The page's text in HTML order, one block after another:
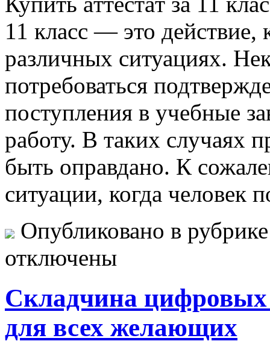
11 класс — это действие,
различных ситуациях.
потребоваться
поступления в учебные
работу. В таких случаях
быть оправдано. К
ситуации, когда
Опубликовано в
отключены
Складчина
для всех желающих